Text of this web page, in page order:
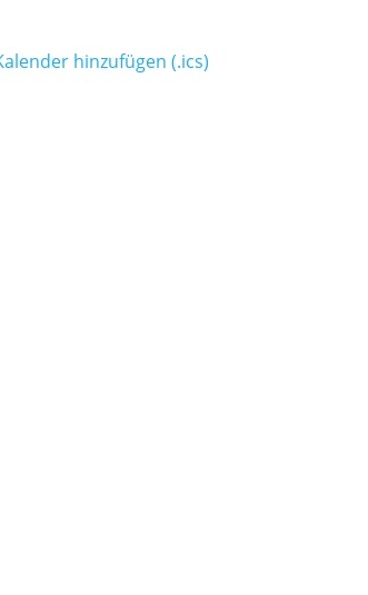
hinzufügen (.ics)